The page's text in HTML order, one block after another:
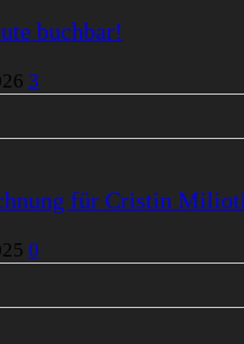
buchbar!
3
für Cristin
0